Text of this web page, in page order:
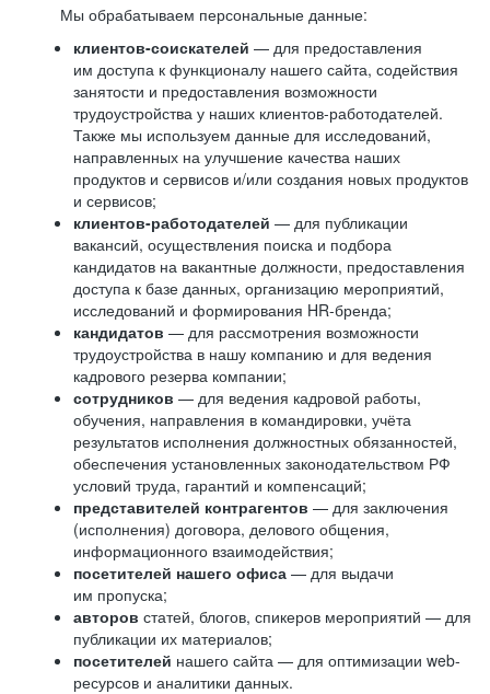
Мы обрабатываем персональные данные:
клиентов-соискателей — для предоставления
им доступа к функционалу нашего сайта, содействия
занятости и предоставления возможности
трудоустройства у наших клиентов-работодателей.
Также мы используем данные для исследований,
направленных на улучшение качества наших
продуктов и сервисов и/или создания новых продуктов
и сервисов;
клиентов-работодателей — для публикации
вакансий, осуществления поиска и подбора
кандидатов на вакантные должности, предоставления
доступа к базе данных, организацию мероприятий,
исследований и формирования HR-бренда;
кандидатов — для рассмотрения возможности
трудоустройства в нашу компанию и для ведения
кадрового резерва компании;
сотрудников — для ведения кадровой работы,
обучения, направления в командировки, учёта
результатов исполнения должностных обязанностей,
обеспечения установленных законодательством РФ
условий труда, гарантий и компенсаций;
представителей контрагентов — для заключения
(исполнения) договора, делового общения,
информационного взаимодействия;
посетителей нашего офиса — для выдачи
им пропуска;
авторов статей, блогов, спикеров мероприятий — для
публикации их материалов;
посетителей нашего сайта — для оптимизации web-
ресурсов и аналитики данных.